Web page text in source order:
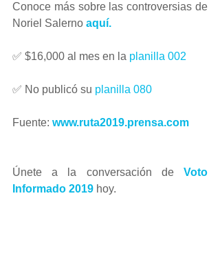
Conoce más sobre las controversias de
Noriel Salerno aquí.
✅ $16,000 al mes en la planilla 002
✅ No publicó su planilla 080
Fuente: www.ruta2019.prensa.com
Únete a la conversación de Voto
Informado 2019 hoy.